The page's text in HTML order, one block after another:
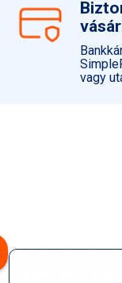
vagy